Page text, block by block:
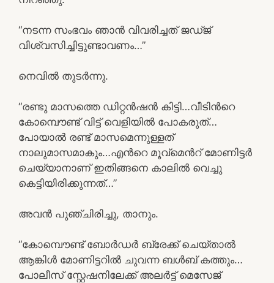
“നടന്ന സംഭവം ഞാന്‍ വിവരിച്ചത് ജഡ്ജ്
വിശ്വസിച്ചിട്ടുണ്ടാവണം…”
നെവില്‍ തുടര്‍ന്നു.
“രണ്ടു മാസത്തെ ഡിറ്റന്‍ഷന്‍ കിട്ടി…വീടിന്‍റെ
കോമ്പൌണ്ട് വിട്ട് വെളിയില്‍ പോകരുത്…
പോയാല്‍ രണ്ട് മാസമെന്നുള്ളത്
നാലുമാസമാകും…എന്‍റെ മൂവ്മെന്‍റ് മോണിട്ടര്‍
ചെയ്യാനാണ് ഇതിങ്ങനെ കാലില്‍ വെച്ചു
കെട്ടിയിരിക്കുന്നത്…”
അവന്‍ പുഞ്ചിരിച്ചു, താനും.
“കോമ്പൌണ്ട് ബോര്‍ഡര്‍ ബ്രേക്ക് ചെയ്താല്‍
ആങ്കിള്‍ മോണിട്ടറില്‍ ചുവന്ന ബള്‍ബ് കത്തും…
പോലീസ് സ്റ്റേഷനിലേക്ക് അലര്‍ട്ട് മെസേജ്